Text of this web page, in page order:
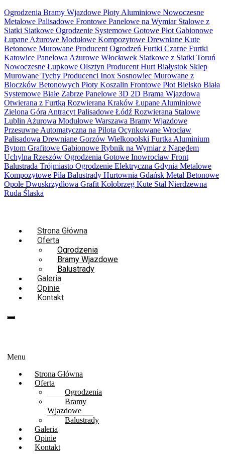
Ogrodzenia Bramy Wjazdowe Płoty Aluminiowe Nowoczesne
Metalowe Palisadowe Frontowe Panelowe na Wymiar Stalowe z
Siatki Siatkowe Ogrodzenie Systemowe Gotowe Płot Gabionowe
Łupane Ażurowe Modułowe Kompozytowe Drewniane Kute
Betonowe Murowane Producent Ogrodzeń Furtki Czarne Furtki
Katowice Panelowa Ażurowe Włocławek Siatkowe z Siatki Toruń
Nowoczesne Łupkowe Olsztyn Producent Hurt Białystok Sklep
Murowane Tychy Producenci Inox Sosnowiec Murowane z
Bloczków Betonowych Płoty Koszalin Frontowe Płot Bielsko Biała
Systemowe Białe Zabrze Panelowe 3D 2D Brama Wjazdowa
Otwierana z Furtką Rozwierana Kraków Łupane Aluminiowe
Zielona Góra Antracyt Palisadowe Łódź Rozwierana Stalowe
Lublin Ażurowa Modułowe Warszawa Bramy Wjazdowe
Przesuwne Automatyczna na Pilota Ocynkowane Wrocław
Palisadowa Drewniane Gorzów Wielkopolski Furtka Aluminium
Bytom Grafitowe Gabionowe Rybnik na Wymiar z Napędem
Uchylna Rzeszów Ogrodzenia Gotowe Inowrocław Front
Balustrada Trójmiasto Ogrodzenie Elektryczna Gdynia Metalowe
Kompozytowe Piła Balustrady Hurtownia Gdańsk Metal Betonowe
Opole Dwuskrzydłowa Grafit Kołobrzeg Kute Stal Nierdzewna
Ruda Ślaska
Strona Główna
Oferta
Ogrodzenia
Bramy Wjazdowe
Balustrady
Galeria
Opinie
Kontakt
Menu
Strona Główna
Oferta
Ogrodzenia
Bramy
Wjazdowe
Balustrady
Galeria
Opinie
Kontakt